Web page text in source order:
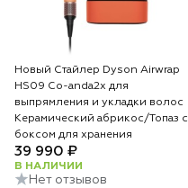
Новый Стайлер Dyson Airwrap
HS09 Co-anda2x для
выпрямления и укладки волос
Керамический абрикос/Топаз с
боксом для хранения
39 990 ₽
В НАЛИЧИИ
Нет отзывов